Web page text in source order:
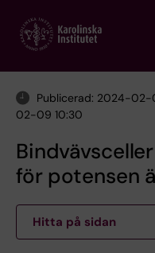
main
Publicerad: 2024-
02-09 10:30
för potensen
Hitta på sidan